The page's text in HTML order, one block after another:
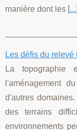
manière dont les [...]
Les défis du
La topographie
l'aménagement
d'autres
des terrains
environnements